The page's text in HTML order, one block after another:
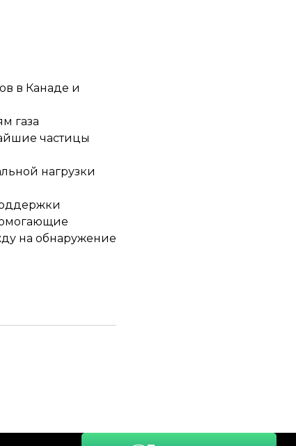
в Канаде и
газа
частицы
нагрузки
на обнаружение